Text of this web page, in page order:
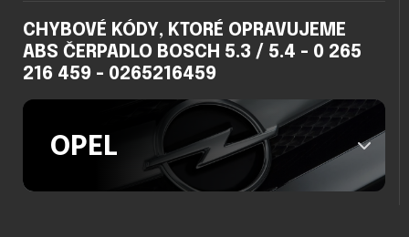
CHYBOVÉ KÓDY, KTORÉ OPRAVUJEME
ABS ČERPADLO BOSCH 5.3 / 5.4 - 0 265
216 459 - 0265216459
OPEL